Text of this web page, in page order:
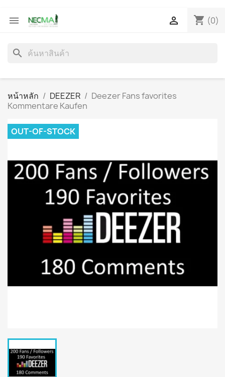
 shopping_cart (0)

search
หน้าหลัก DEEZER
Deezer Fans favorites
Kommentare Kaufen
OUT-OF-STOCK